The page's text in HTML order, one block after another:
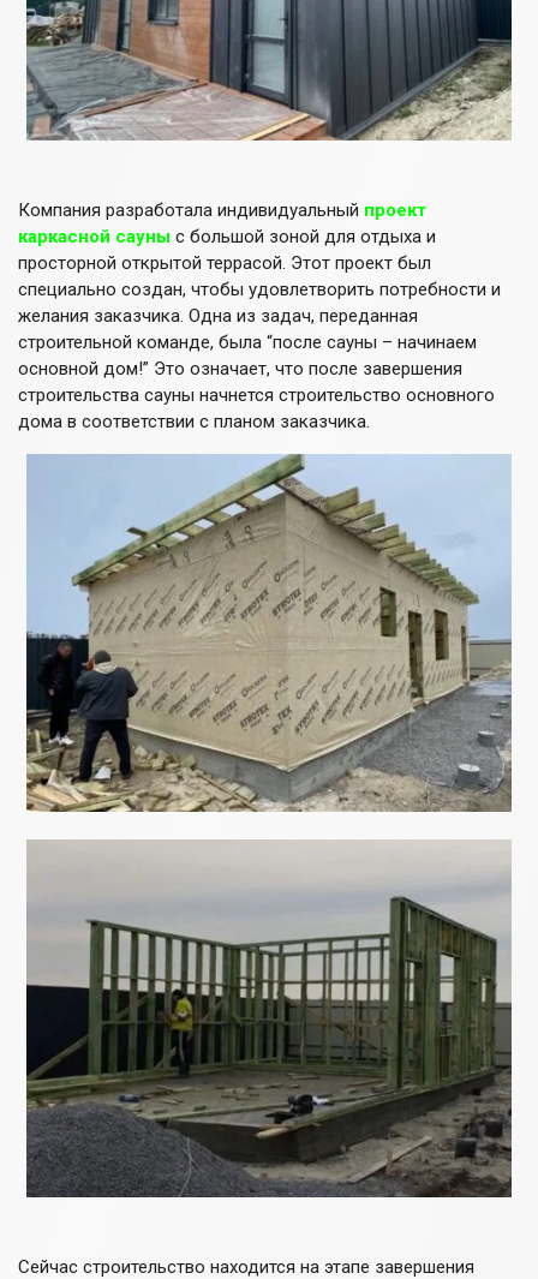
Компания разработала индивидуальный проект
каркасной сауны с большой зоной для отдыха и
просторной открытой террасой. Этот проект был
специально создан, чтобы удовлетворить потребности и
желания заказчика. Одна из задач, переданная
строительной команде, была “после сауны – начинаем
основной дом!” Это означает, что после завершения
строительства сауны начнется строительство основного
дома в соответствии с планом заказчика.
Сейчас строительство находится на этапе завершения